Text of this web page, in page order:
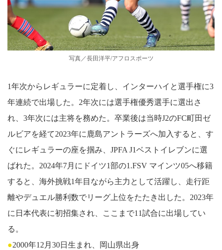
写真／長田洋平/アフロスポーツ
1年次からレギュラーに定着し、インターハイと選手権に3
年連続で出場した。2年次には選手権優秀選手に選出さ
れ、3年次には主将を務めた。卒業後は当時J2のFC町田ゼ
ルビアを経て2023年に鹿島アントラーズへ加入すると、す
ぐにレギュラーの座を掴み、JPFA J1ベストイレブンに選
ばれた。2024年7月にドイツ1部の1.FSV マインツ05へ移籍
すると、海外挑戦1年目ながら主力として活躍し、走行距
離やデュエル勝利数でリーグ上位をたたき出した。2023年
に日本代表に初招集され、ここまで11試合に出場してい
る。
●2000年12月30日生まれ、岡山県出身